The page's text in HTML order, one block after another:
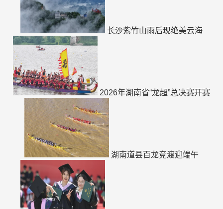
长沙紫竹山雨后现绝美云海
2026年湖南省“龙超”总决赛开赛
湖南道县百龙竞渡迎端午